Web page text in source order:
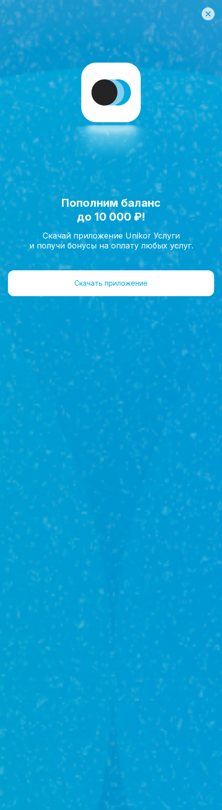
Главная Услуги Страхование
Юникор страхование
Оформляем безопасность за вас.
7 страховых компаний за 5 минут.
Автострахование
обслуживание
Имущество
Дом, Квартира,
Пополним баланс
до 10 000 ₽!
Скачай приложение Unikor Услуги
и получи бонусы на оплату любых услуг.
Скачать приложение